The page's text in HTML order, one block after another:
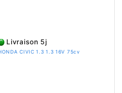
Livraison 5j
CIVIC 1.3 1.3 16V 75cv